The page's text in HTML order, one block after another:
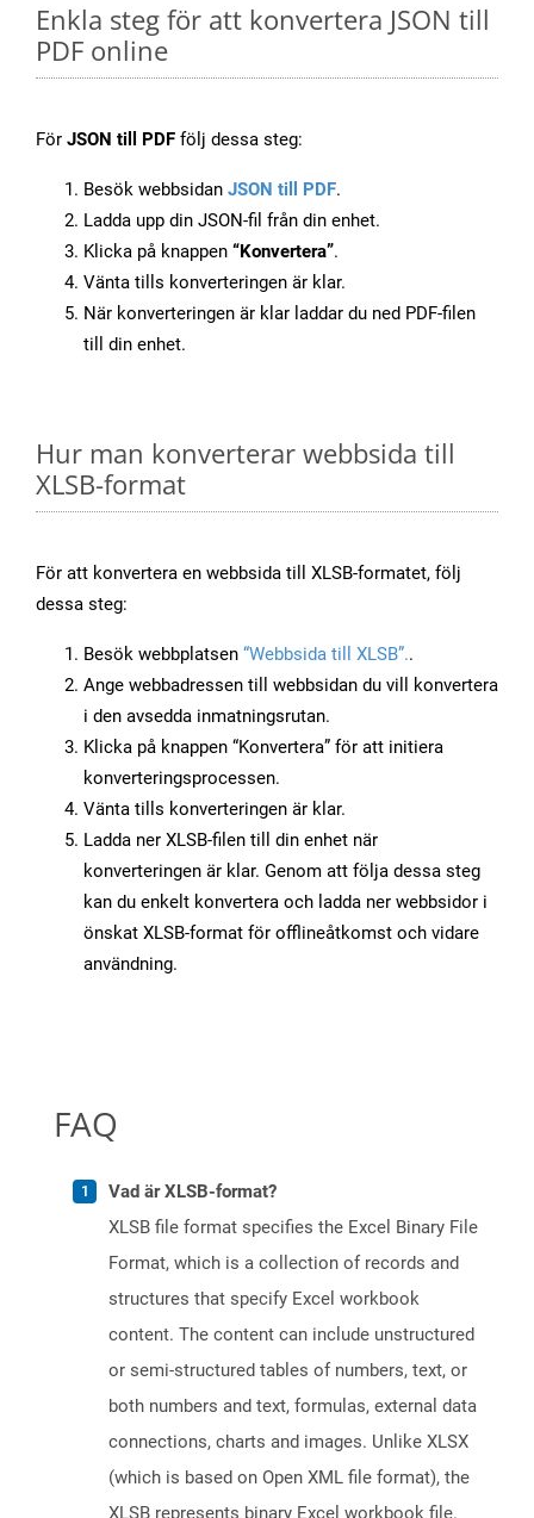
Enkla steg för att konvertera JSON till
PDF online
För JSON till PDF följ dessa steg:
Besök webbsidan JSON till PDF.
Ladda upp din JSON-fil från din enhet.
Klicka på knappen “Konvertera”.
Vänta tills konverteringen är klar.
När konverteringen är klar laddar du ned PDF-filen
till din enhet.
Hur man konverterar webbsida till
XLSB-format
För att konvertera en webbsida till XLSB-formatet, följ
dessa steg:
Besök webbplatsen “Webbsida till XLSB”..
Ange webbadressen till webbsidan du vill konvertera
i den avsedda inmatningsrutan.
Klicka på knappen “Konvertera” för att initiera
konverteringsprocessen.
Vänta tills konverteringen är klar.
Ladda ner XLSB-filen till din enhet när
konverteringen är klar. Genom att följa dessa steg
kan du enkelt konvertera och ladda ner webbsidor i
önskat XLSB-format för offlineåtkomst och vidare
användning.
FAQ
Vad är XLSB-format?
XLSB file format specifies the Excel Binary File
Format, which is a collection of records and
structures that specify Excel workbook
content. The content can include unstructured
or semi-structured tables of numbers, text, or
both numbers and text, formulas, external data
connections, charts and images. Unlike XLSX
(which is based on Open XML file format), the
XLSB represents binary Excel workbook file.